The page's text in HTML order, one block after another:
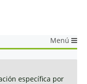
Menú
específica por